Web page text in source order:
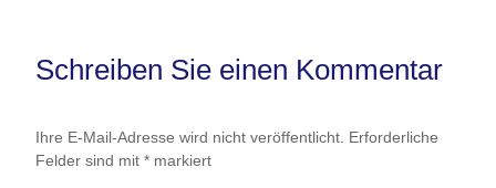
Schreiben Sie einen Kommentar
Ihre E-Mail-Adresse wird nicht veröffentlicht. Erforderliche
Felder sind mit *markiert